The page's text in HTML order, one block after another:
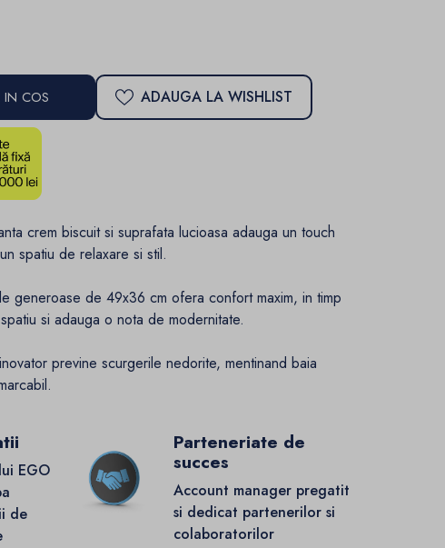
COS ADAUGA LA WISHLIST
crem biscuit si suprafata lucioasa adauga un touch
spatiu de relaxare si stil.
generoase de 49x36 cm ofera confort maxim, in timp
si adauga o nota de modernitate.
previne scurgerile nedorite, mentinand baia
EGO
de
Parteneriate de
succes
Account manager pregatit
si dedicat partenerilor si
colaboratorilor